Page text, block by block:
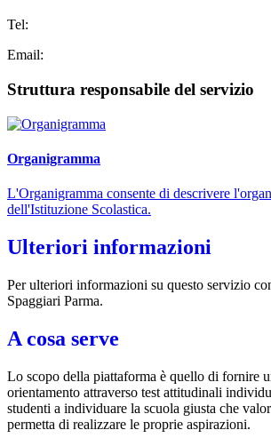
Tel:
Email:
Struttura responsabile del servizio
Organigramma
L'Organigramma consente di descrivere
dell'Istituzione Scolastica.
Ulteriori informazioni
Per ulteriori informazioni su questo servizio
Spaggiari Parma.
A cosa serve
Lo scopo della piattaforma è quello di fornire
orientamento attraverso test attitudinali
studenti a individuare la scuola giusta che
permetta di realizzare le proprie aspirazioni.